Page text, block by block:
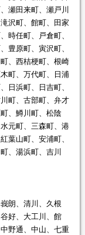
瀬田来町、瀬戸川
沢町、館町、田家
時任町、戸倉町、
豊原町、寅沢町、
、西桔梗町、根崎
町、万代町、日浦
日浜町、日吉町、
町、古部町、弁才
、鱒川町、松陰
元町、三森町、港
葉山町、安浦町、
、湯浜町、吉川
朗、清川、久根
好、大工川、館
野通、中山、七重